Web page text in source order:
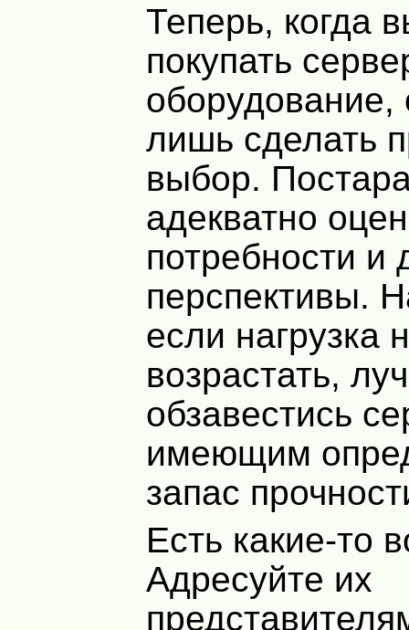
Теперь, когда
покупать
оборудование,
лишь сделать
выбор.
адекватно
потребности и
перспективы.
если нагрузка
возрастать,
обзавестись
имеющим
запас
Есть какие-то
Адресуйте их